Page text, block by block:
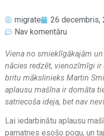
migrate 26 decembris,
Nav komentāru
Viena no smieklīgākajām
nācies redzēt, vienozīmīgi
britu mākslinieks Martin
aplausu mašīna ir domāta
satriecoša ideja, bet nav
Lai iedarbinātu aplausu
pamatnes esošo pogu, un